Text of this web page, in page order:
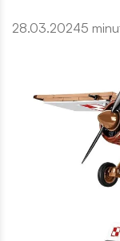
28.03.20245